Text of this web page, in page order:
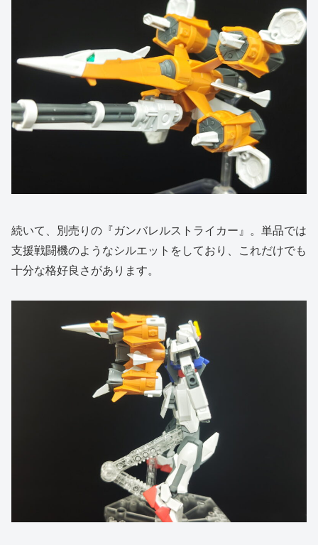
続いて、別売りの『ガンバレルストライカー』。単品では
支援戦闘機のようなシルエットをしており、これだけでも
十分な格好良さがあります。